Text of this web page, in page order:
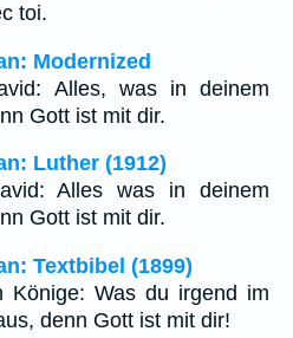
toi.
Modernized
Alles, was in deinem
Gott ist mit dir.
Luther (1912)
Alles was in deinem
Gott ist mit dir.
Textbibel (1899)
Könige: Was du irgend im
denn Gott ist mit dir!